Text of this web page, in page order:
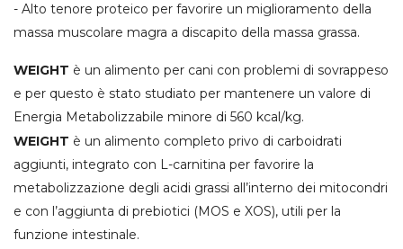
- Alto tenore proteico per favorire un miglioramento della
massa muscolare magra a discapito della massa grassa.
WEIGHT è un alimento per cani con problemi di sovrappeso
e per questo è stato studiato per mantenere un valore di
Energia Metabolizzabile minore di 560 kcal/kg.
WEIGHT è un alimento completo privo di carboidrati
aggiunti, integrato con L-carnitina per favorire la
metabolizzazione degli acidi grassi all’interno dei mitocondri
e con l’aggiunta di prebiotici (MOS e XOS), utili per la
funzione intestinale.